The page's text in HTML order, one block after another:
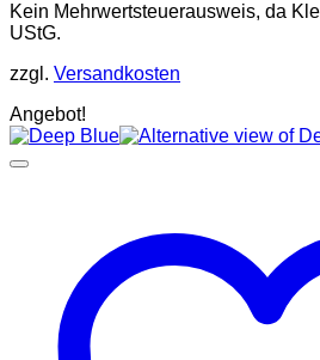
Kein Mehrwertsteuerausweis, da
UStG.
zzgl. Versandkosten
Angebot!